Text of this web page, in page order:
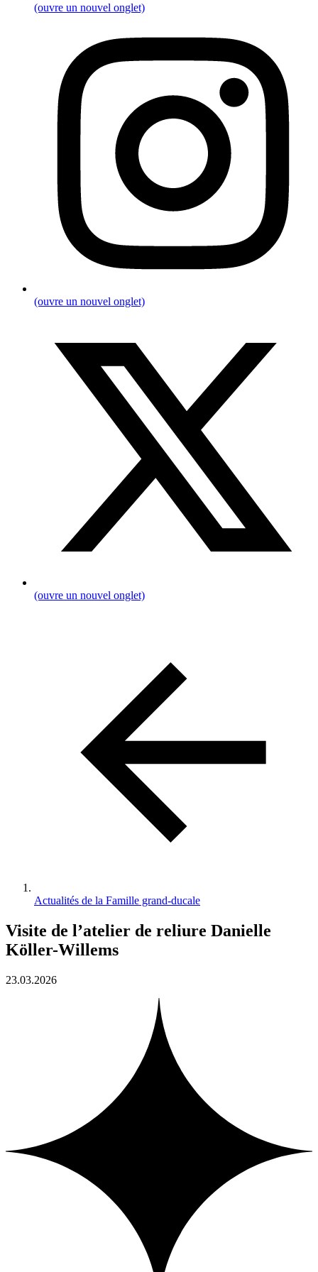
(ouvre un nouvel onglet)
(ouvre un nouvel onglet)
(ouvre un nouvel onglet)
Actualités de la Famille grand-ducale
Visite de l’atelier de reliure Danielle
Köller-Willems
23.03.2026